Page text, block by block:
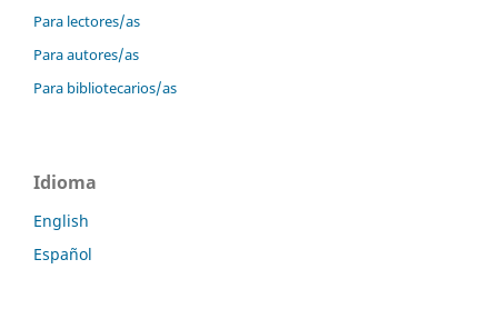
Para lectores/as
Para autores/as
Para bibliotecarios/as
Idioma
English
Español